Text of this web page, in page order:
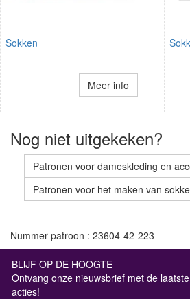
Sokken
Meer info
Nog niet uitgekeken?
Patronen voor dameskleding en
Patronen voor het maken van
Nummer patroon : 23604-42-223
BLIJF OP DE HOOGTE
Ontvang onze nieuwsbrief met de
acties!